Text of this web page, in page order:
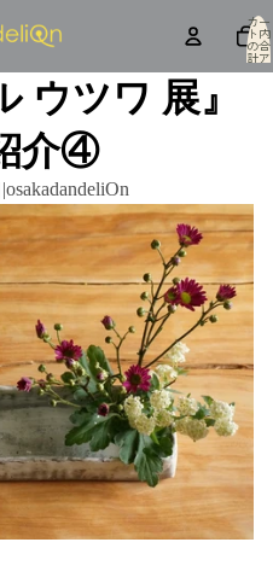
カー
ト内
の合
計ア
イテ
ウツワ 展』
介④
|osakadandeliOn